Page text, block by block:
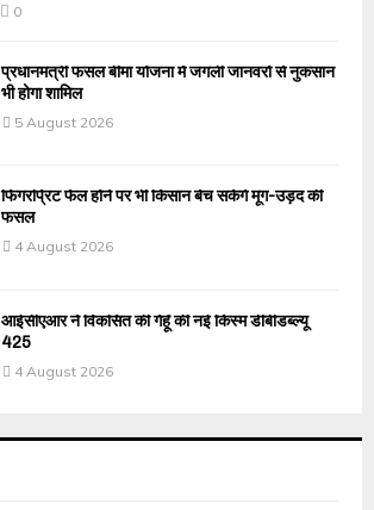
0
प्रधानमंत्री फसल बीमा योजना में जंगली जानवरों से नुकसान
भी होगा शामिल
5 August 2026
फिंगरप्रिंट फेल होने पर भी किसान बेच सकेंगे मूंग-उड़द की
फसल
4 August 2026
आईसीएआर ने विकसित की गेहूँ की नई किस्म डीबीडब्ल्यू
425
4 August 2026